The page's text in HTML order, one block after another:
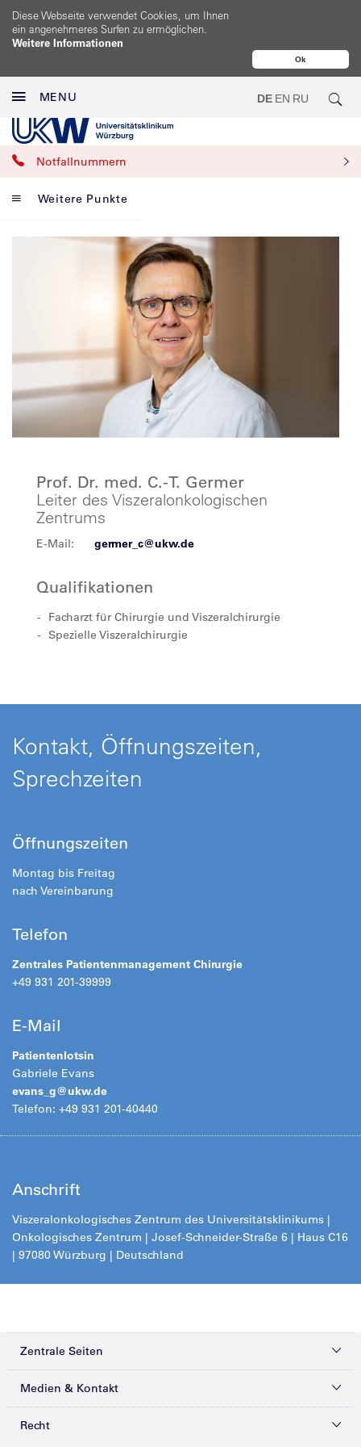
Ok
Diese Webseite verwendet Cookies, um Ihnen
ein angenehmeres Surfen zu ermöglichen.
Weitere Informationen
MENU DE EN RU
Notfallnummern
Weitere Punkte
Prof. Dr. med. C.-T. Germer
Leiter des Viszeralonkologischen
Zentrums
E-Mail: germer_c@ukw.de
Qualifikationen
Facharzt für Chirurgie und Viszeralchirurgie
Spezielle Viszeralchirurgie
Kontakt, Öffnungszeiten,
Sprechzeiten
Öffnungszeiten
Montag bis Freitag
nach Vereinbarung
Telefon
Zentrales Patientenmanagement Chirurgie
+49 931 201-39999
E-Mail
Patientenlotsin
Gabriele Evans
evans_g@ukw.de
Telefon: +49 931 201-40440
Anschrift
Viszeralonkologisches Zentrum des Universitätsklinikums |
Onkologisches Zentrum | Josef-Schneider-Straße 6 | Haus C16
| 97080 Würzburg | Deutschland
Zentrale Seiten
Kliniken & Zentren
Medien & Kontakt
Presse
Recht